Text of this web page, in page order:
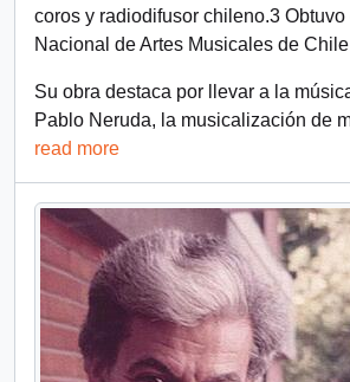
coros y radiodifusor chileno.3​
Nacional de Artes Musicales de
Su obra destaca por llevar a la
Pablo Neruda, la musicalización de
read more